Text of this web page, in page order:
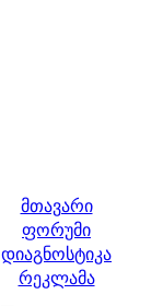
მთავარი
ფორუმი
დიაგნოსტიკა
რეკლამა